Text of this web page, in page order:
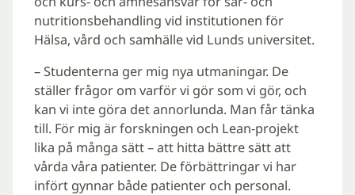
nutritionsbehandling vid institutionen för
Hälsa, vård och samhälle vid Lunds universitet.
– Studenterna ger mig nya utmaningar. De
ställer frågor om varför vi gör som vi gör, och
kan vi inte göra det annorlunda. Man får tänka
till. För mig är forskningen och Lean-projekt
lika på många sätt – att hitta bättre sätt att
vårda våra patienter. De förbättringar vi har
infört gynnar både patienter och personal.